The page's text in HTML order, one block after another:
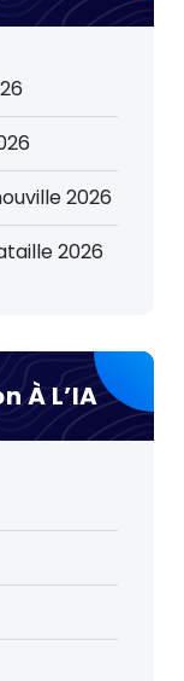
2026
2026
À L’IA